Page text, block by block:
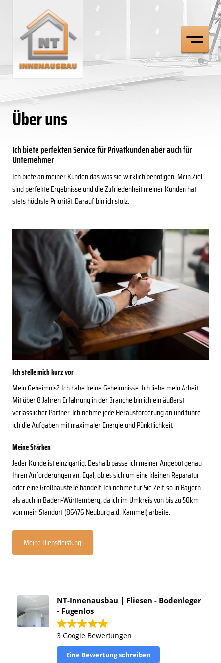
Über uns
Ich biete perfekten Service für Privatkunden aber auch für
Unternehmer
Ich biete an meiner Kunden das was sie wirklich benötigen. Mein Ziel
sind perfekte Ergebnisse und die Zufriedenheit meiner Kunden hat
stets höchste Priorität. Darauf bin ich stolz.
Ich stelle mich kurz vor
Mein Geheimnis? Ich habe keine Geheimnisse. Ich liebe mein Arbeit.
Mit über 8 Jahren Erfahrung in der Branche bin ich ein äußerst
verlässlicher Partner. Ich nehme jede Herausforderung an und führe
ich die Aufgaben mit maximaler Energie und Pünktlichkeit.
Meine Stärken
Jeder Kunde ist einzigartig. Deshalb passe ich meiner Angebot genau
Ihren Anforderungen an. Egal, ob es sich um eine kleinen Reparatur
oder eine Großbaustelle handelt, Ich nehme für Sie Zeit, so in Bayern
als auch in Baden-Württemberg, da ich im Umkreis von bis zu 50km
von mein Standort (86476 Neuburg a.d. Kammel) arbeite.
Meine Dienstleistung
NT-Innenausbau | Fliesen - Bodenleger
- Fugenlos
3 Google Bewertungen
Eine Bewertung schreiben